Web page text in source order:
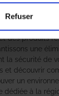
Refuser
soyez
lit, notre
et
des produits
une
la sécurité de
et découvrir
un
dédiée à la